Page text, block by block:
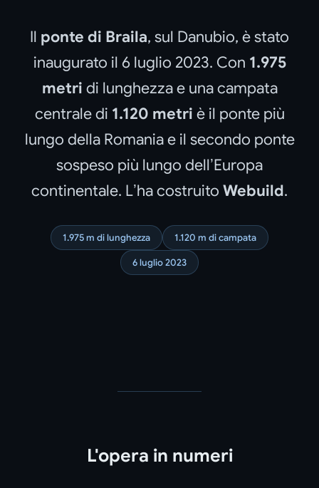
Il ponte di Braila, sul Danubio, è stato
inaugurato il 6 luglio 2023. Con 1.975
metri di lunghezza e una campata
centrale di 1.120 metri è il ponte più
lungo della Romania e il secondo ponte
sospeso più lungo dell’Europa
continentale. L’ha costruito Webuild.
1.975 m di lunghezza 1.120 m di campata
6 luglio 2023
L'opera in numeri